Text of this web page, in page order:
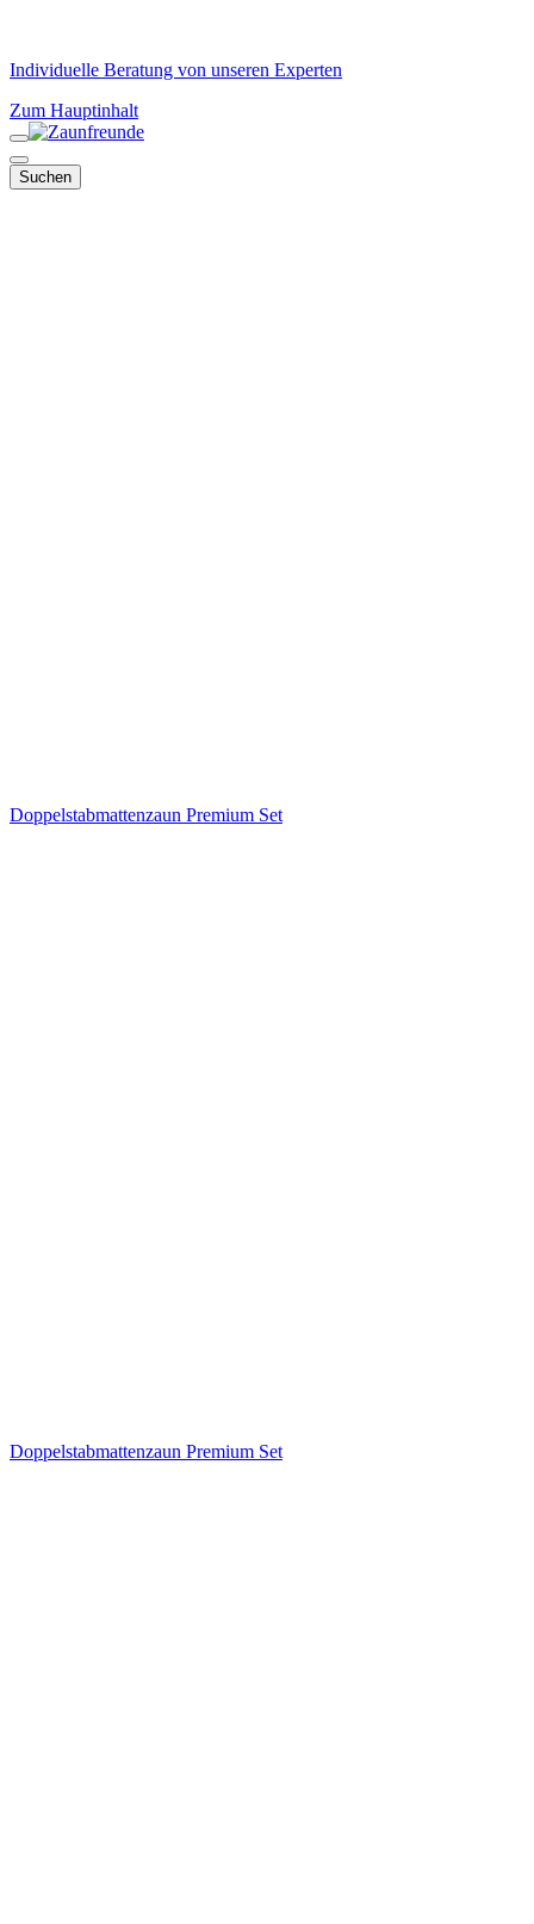
Individuelle Beratung von unseren Experten
Zum Hauptinhalt
Suchen
Doppelstabmattenzaun Premium Set
Doppelstabmattenzaun Premium Set